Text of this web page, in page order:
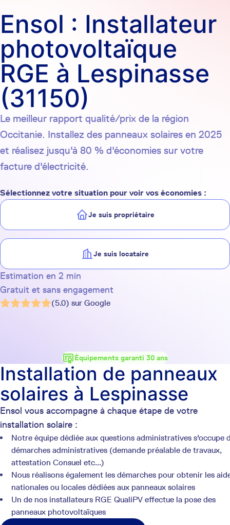
Ensol : Installateur
photovoltaïque
RGE à Lespinasse
(31150)
Le meilleur rapport qualité/prix de la région
Occitanie. Installez des panneaux solaires en 2025
et réalisez jusqu'à 80 % d'économies sur votre
facture d'électricité.
Sélectionnez votre situation pour voir vos économies :
Je suis propriétaire
Je suis locataire
Estimation en 2 min
Gratuit et sans engagement
(5.0) sur Google
Équipements garanti 30 ans
Ensol vous accompagne à chaque étape de votre
installation solaire :
Notre équipe dédiée aux questions administratives s'occupe
démarches administratives (demande préalable de travaux,
attestation Consuel etc...)
Nous réalisons également les démarches pour obtenir les
nationales ou locales dédiées aux panneaux solaires
Un de nos installateurs RGE QualiPV effectue la pose des
panneaux photovoltaïques
Installation de panneaux
solaires à Lespinasse